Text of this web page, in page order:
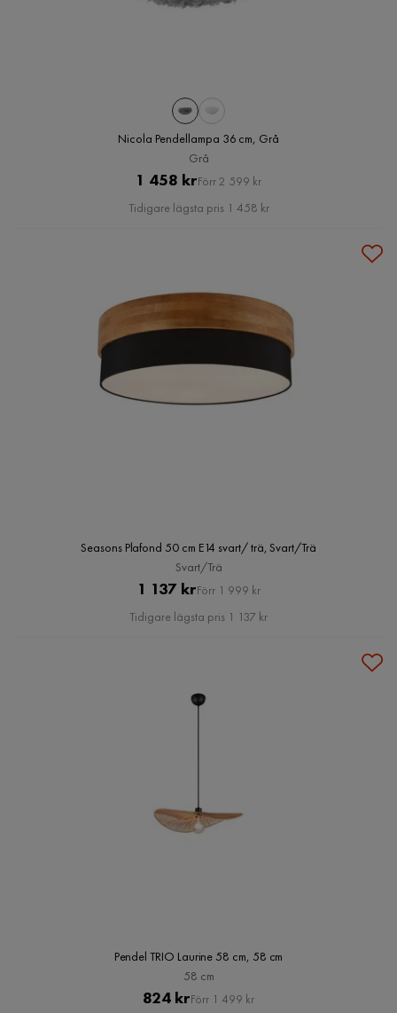
Nicola Pendellampa 36 cm, Grå
Grå
Pris
1 458 krOriginal
Pris
Förr 2 599 kr
Tidigare lägsta pris 1 458 kr
Seasons Plafond 50 cm E14 svart/ trä, Svart/Trä
Svart/Trä
Pris
1 137 krOriginal
Pris
Förr 1 999 kr
Tidigare lägsta pris 1 137 kr
Pendel TRIO Laurine 58 cm, 58 cm
58 cm
Pris
824 kr Original
Förr 1 499 kr